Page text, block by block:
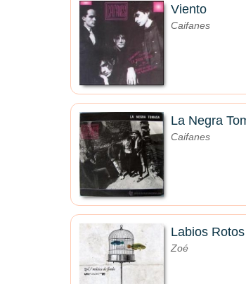
Viento
Caifanes
La Negra
Caifanes
Labios Rotos
Zoé